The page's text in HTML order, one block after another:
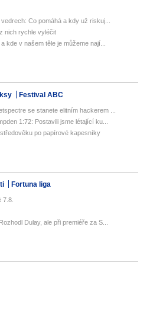
Co pomáhá a kdy už riskuj...
nich rychle vyléčit
kde v našem těle je můžeme nají...
Festival ABC
se stanete elitním hackerem ...
1:72: Postavili jsme létající ku...
po papírové kapesníky
Fortuna liga
7.8.
Dulay, ale při premiéře za S...